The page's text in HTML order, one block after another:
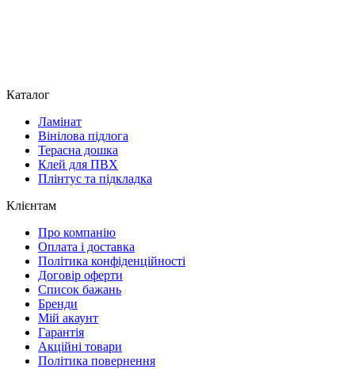
Каталог
Ламінат
Вінілова підлога
Терасна дошка
Клей для ПВХ
Плінтус та підкладка
Клієнтам
Про компанію
Оплата і доставка
Політика конфіденційності
Договір оферти
Список бажань
Бренди
Мій акаунт
Гарантія
Акційні товари
Політика повернення